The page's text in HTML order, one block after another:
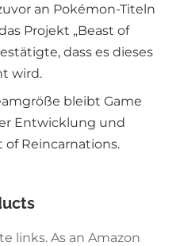
an Pokémon-Titeln
Projekt „Beast of
dass es dieses
wird.
bleibt Game
Entwicklung und
Reincarnations.
links. As an Amazon